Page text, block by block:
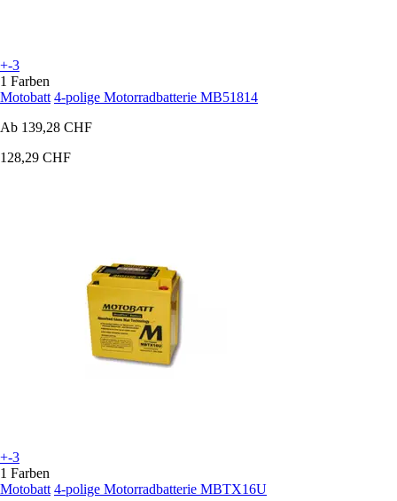
+-3
1 Farben
Motobatt 4-polige Motorradbatterie MB51814
Ab 139,28 CHF
128,29 CHF
+-3
1 Farben
Motobatt 4-polige Motorradbatterie MBTX16U